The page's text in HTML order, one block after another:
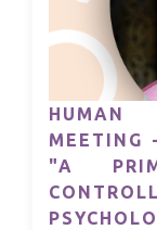
HUMAN
MEETING
"A